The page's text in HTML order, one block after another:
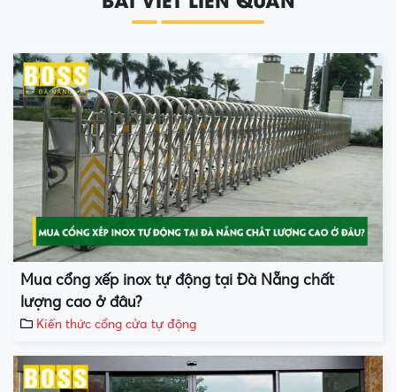
Mua cổng xếp inox tự động tại Đà Nẵng chất
lượng cao ở đâu?
Kiến thức cổng cửa tự động